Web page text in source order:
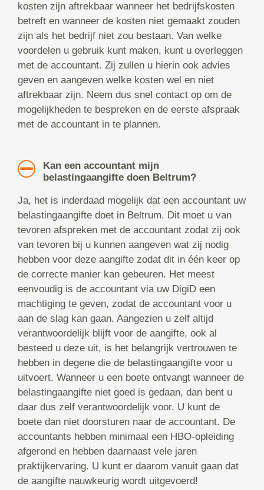
kosten zijn aftrekbaar wanneer het bedrijfskosten
betreft en wanneer de kosten niet gemaakt zouden
zijn als het bedrijf niet zou bestaan. Van welke
voordelen u gebruik kunt maken, kunt u overleggen
met de accountant. Zij zullen u hierin ook advies
geven en aangeven welke kosten wel en niet
aftrekbaar zijn. Neem dus snel contact op om de
mogelijkheden te bespreken en de eerste afspraak
met de accountant in te plannen.
Kan een accountant mijn
belastingaangifte doen Beltrum?
Ja, het is inderdaad mogelijk dat een accountant uw
belastingaangifte doet in Beltrum. Dit moet u van
tevoren afspreken met de accountant zodat zij ook
van tevoren bij u kunnen aangeven wat zij nodig
hebben voor deze aangifte zodat dit in één keer op
de correcte manier kan gebeuren. Het meest
eenvoudig is de accountant via uw DigiD een
machtiging te geven, zodat de accountant voor u
aan de slag kan gaan. Aangezien u zelf altijd
verantwoordelijk blijft voor de aangifte, ook al
besteed u deze uit, is het belangrijk vertrouwen te
hebben in degene die de belastingaangifte voor u
uitvoert. Wanneer u een boete ontvangt wanneer de
belastingaangifte niet goed is gedaan, dan bent u
daar dus zelf verantwoordelijk voor. U kunt de
boete dan niet doorsturen naar de accountant. De
accountants hebben minimaal een HBO-opleiding
afgerond en hebben daarnaast vele jaren
praktijkervaring. U kunt er daarom vanuit gaan dat
de aangifte nauwkeurig wordt uitgevoerd!